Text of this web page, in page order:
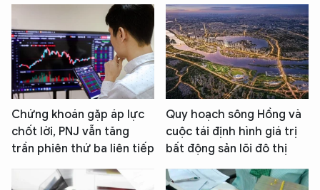
Chứng khoán gặp áp lực
chốt lời, PNJ vẫn tăng
trần phiên thứ ba liên tiếp
Quy hoạch sông Hồng và
cuộc tái định hình giá trị
bất động sản lõi đô thị